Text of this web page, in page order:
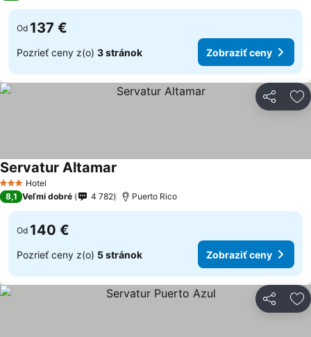
Od 137 €
Pozrieť ceny z(o) 3 stránok Zobraziť ceny
Zdieľať
3 Počet hviezdičiek
Hotel
Servatur Altamar
8,1 Veľmi dobré 4 782 Puerto Rico
Od 140 €
Pozrieť ceny z(o) 5 stránok Zobraziť ceny
Zdieľať